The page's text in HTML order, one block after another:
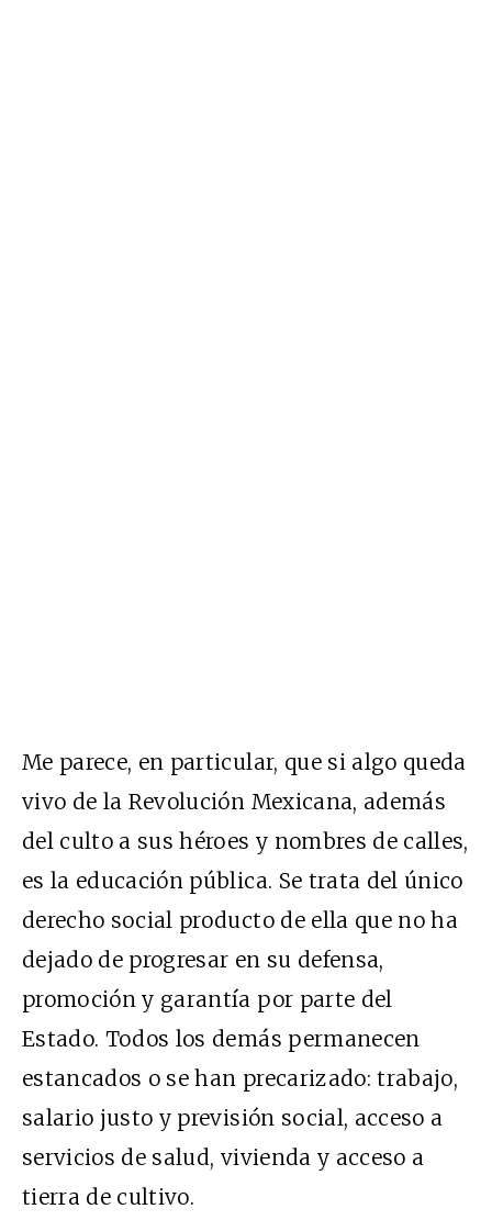
Me parece, en particular, que si algo queda
vivo de la Revolución Mexicana, además
del culto a sus héroes y nombres de calles,
es la educación pública. Se trata del único
derecho social producto de ella que no ha
dejado de progresar en su defensa,
promoción y garantía por parte del
Estado. Todos los demás permanecen
estancados o se han precarizado: trabajo,
salario justo y previsión social, acceso a
servicios de salud, vivienda y acceso a
tierra de cultivo.